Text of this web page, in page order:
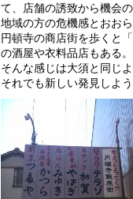
て、店舗の誘致から機会
地域の方の危機感とおお
円頓寺の商店街を歩くと
の酒屋や衣料品店もある
そんな感じは大須と同じ
それでも新しい発見しよ